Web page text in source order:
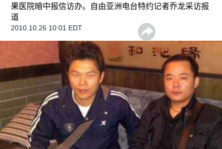
果医院暗中报信访办。自由亚洲电台特约记者乔龙采访报
道
2010.10.26 10:01 EDT